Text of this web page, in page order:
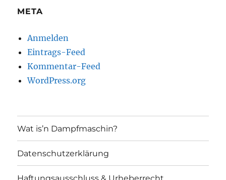
META
Anmelden
Eintrags-Feed
Kommentar-Feed
WordPress.org
Wat is’n Dampfmaschin?
Datenschutzerklärung